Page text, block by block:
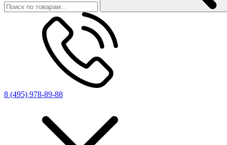
8 (495) 978-89-88